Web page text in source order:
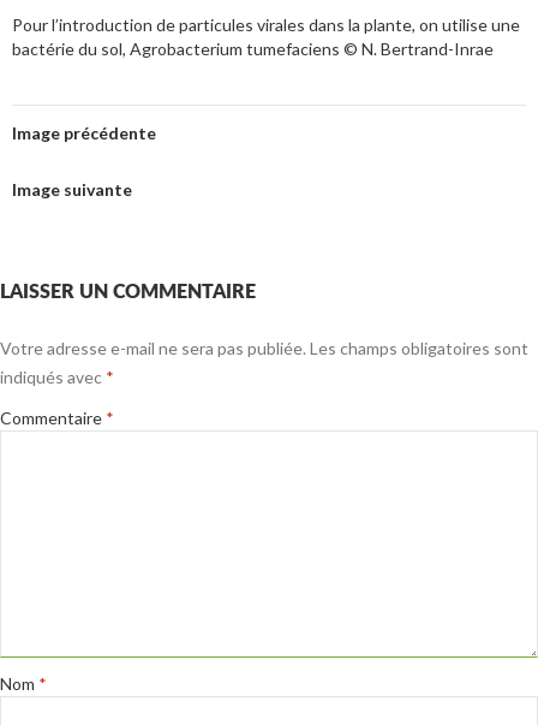
Pour l’introduction de particules virales dans la plante, on utilise une
bactérie du sol, Agrobacterium tumefaciens © N. Bertrand-Inrae
Image précédente
Image suivante
LAISSER UN COMMENTAIRE
Votre adresse e-mail ne sera pas publiée. Les champs obligatoires sont
indiqués avec *
Commentaire *
Nom *